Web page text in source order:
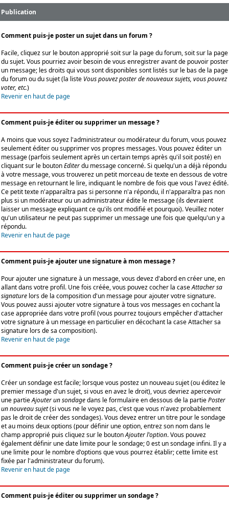
Publication
Comment puis-je poster un sujet dans un forum ?
Facile, cliquez sur le bouton approprié soit sur la page du forum, soit sur la page
du sujet. Vous pourriez avoir besoin de vous enregistrer avant de pouvoir poster
un message; les droits qui vous sont disponibles sont listés sur le bas de la page
du forum ou du sujet (la liste Vous pouvez poster de nouveaux sujets, vous pouvez
voter, etc.)
Revenir en haut de page
Comment puis-je éditer ou supprimer un message ?
A moins que vous soyez l'administrateur ou modérateur du forum, vous pouvez
seulement éditer ou supprimer vos propres messages. Vous pouvez éditer un
message (parfois seulement après un certain temps après qu'il soit posté) en
cliquant sur le boutonEditerdu message concerné. Si quelqu'un a déjà répondu
à votre message, vous trouverez un petit morceau de texte en dessous de votre
message en retournant le lire, indiquant le nombre de fois que vous l'avez édité.
Ce petit texte n'apparaîtra pas si personne n'a répondu, il n'apparaîtra pas non
plus si un modérateur ou un administrateur édite le message (ils devraient
laisser un message expliquant ce qu'ils ont modifié et pourquoi). Veuillez noter
qu'un utilisateur ne peut pas supprimer un message une fois que quelqu'un y a
répondu.
Revenir en haut de page
Comment puis-je ajouter une signature à mon message ?
Pour ajouter une signature à un message, vous devez d'abord en créer une, en
allant dans votre profil. Une fois créée, vous pouvez cocher la caseAttacher sa
signature lors de la composition d'un message pour ajouter votre signature.
Vous pouvez aussi ajouter votre signature à tous vos messages en cochant la
case appropriée dans votre profil (vous pourrez toujours empêcher d'attacher
votre signature à un message en particulier en décochant la case Attacher sa
signature lors de sa composition).
Revenir en haut de page
Comment puis-je créer un sondage ?
Créer un sondage est facile; lorsque vous postez un nouveau sujet (ou éditez le
premier message d'un sujet, si vous en avez le droit), vous devriez apercevoir
une partieAjouter un sondagedans le formulaire en dessous de la partiePoster
un nouveau sujet(si vous ne le voyez pas, c'est que vous n'avez probablement
pas le droit de créer des sondages). Vous devez entrer un titre pour le sondage
et au moins deux options (pour définir une option, entrez son nom dans le
champ approprié puis cliquez sur le boutonAjouter l'option. Vous pouvez
également définir une date limite pour le sondage; 0 est un sondage infini. Il y a
une limite pour le nombre d'options que vous pourrez établir; cette limite est
fixée par l'administrateur du forum).
Revenir en haut de page
Comment puis-je éditer ou supprimer un sondage ?